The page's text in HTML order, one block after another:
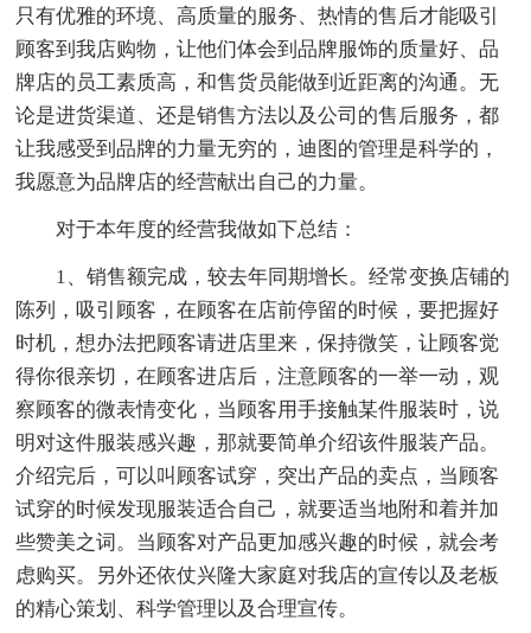
只有优雅的环境、高质量的服务、热情的售后才能吸引
顾客到我店购物，让他们体会到品牌服饰的质量好、品
牌店的员工素质高，和售货员能做到近距离的沟通。无
论是进货渠道、还是销售方法以及公司的售后服务，都
让我感受到品牌的力量无穷的，迪图的管理是科学的，
我愿意为品牌店的经营献出自己的力量。
对于本年度的经营我做如下总结：
1、销售额完成，较去年同期增长。经常变换店铺的
陈列，吸引顾客，在顾客在店前停留的时候，要把握好
时机，想办法把顾客请进店里来，保持微笑，让顾客觉
得你很亲切，在顾客进店后，注意顾客的一举一动，观
察顾客的微表情变化，当顾客用手接触某件服装时，说
明对这件服装感兴趣，那就要简单介绍该件服装产品。
介绍完后，可以叫顾客试穿，突出产品的卖点，当顾客
试穿的时候发现服装适合自己，就要适当地附和着并加
些赞美之词。当顾客对产品更加感兴趣的时候，就会考
虑购买。另外还依仗兴隆大家庭对我店的宣传以及老板
的精心策划、科学管理以及合理宣传。